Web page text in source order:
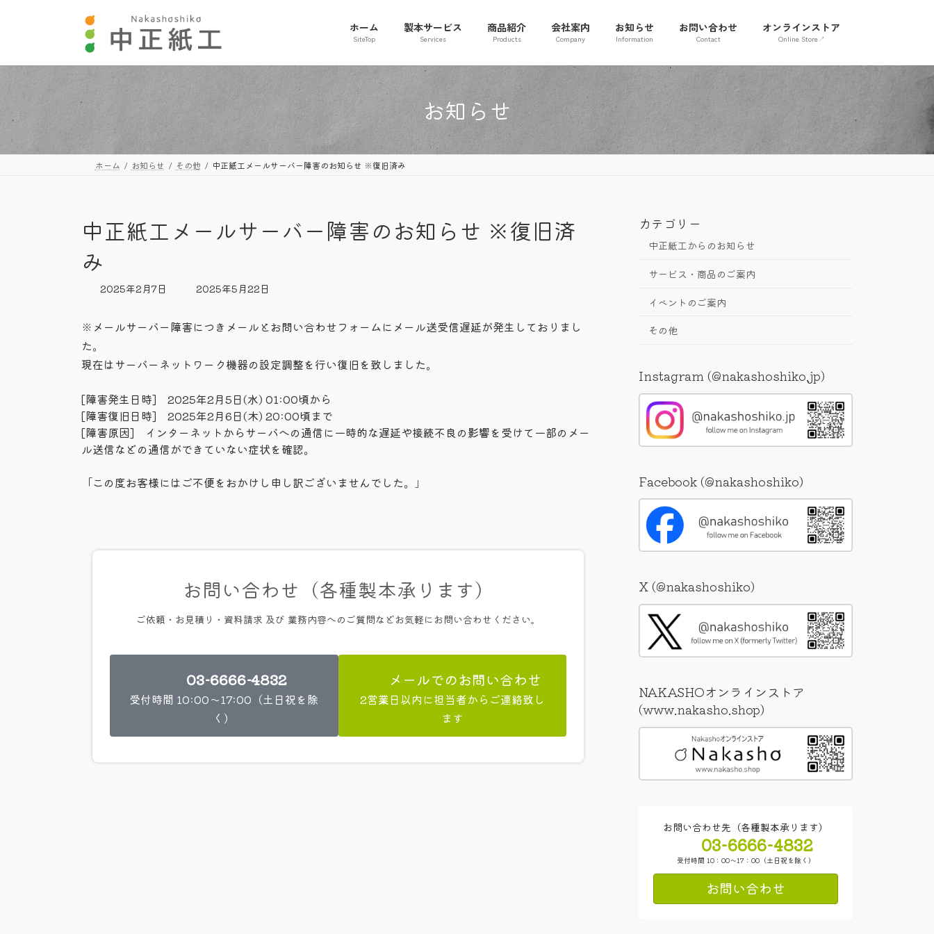
プ
動
ホーム
SiteTop
製本サービス
Services
商品紹介
Products
会社案内
Company
お知らせ
Information
お問い合わせ
Contact
オンラインストア
Online Store↗
お知らせ
ホーム お知らせ その他 中正紙工メールサーバー障害のお知らせ ※復旧済み
中正紙工メールサーバー障害のお知らせ ※復旧済
み
2025年2月7日
最
新
:
2025年5月22日
※メールサーバー障害につきメールとお問い合わせフォームにメール送受信遅延が発生しておりまし
た。
現在はサーバーネットワーク機器の設定調整を行い復旧を致しました。
[障害発生日時] 2025年2月5日(水) 01:00頃から
[障害復旧日時] 2025年2月6日(木) 20:00頃まで
[障害原因] インターネットからサーバへの通信に一時的な遅延や接続不良の影響を受けて一部のメー
ル送信などの通信ができていない症状を確認。
「この度お客様にはご不便をおかけし申し訳ございませんでした。
」
お問い合わせ（各種製本承ります）
ご依頼・お見積り・資料請求 及び 業務内容へのご質問などお気軽にお問い合わせください。
03-6666-4832
受付時間 10:00～17:00（土日祝を除
く）
メールでのお問い合わせ
2営業日以内に担当者からご連絡致し
ます
カテゴリー
中正紙工からのお知らせ
サービス・商品のご案内
イベントのご案内
その他
Instagram (@nakashoshiko.jp)
Facebook (@nakashoshiko)
X (@nakashoshiko)
NAKASHOオンラインストア
(www.nakasho.shop)
お問い合わせ先（各種製本承ります）
03-6666-4832
受付時間 10：00～17：00（土日祝を除く）
お問い合わせ